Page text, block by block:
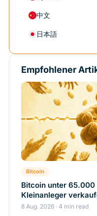
中文
日本語
Empfohlener
Bitcoin
Bitcoin unter
Kleinanleger
8 Aug. 2026 · 4 min read